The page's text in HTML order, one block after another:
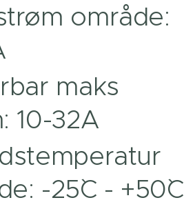
område:
maks
10-32A
-25`C - +50`C